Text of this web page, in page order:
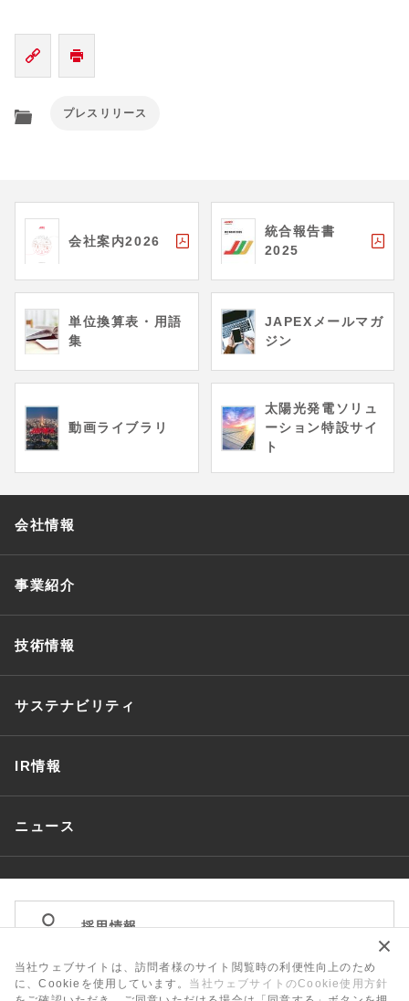
プレスリリース
当社ウェブサイトは、訪問者様のサイト閲覧時の利便性向上のため
に、Cookieを使用しています。 当社ウェブサイトのCookie使用方針
会社案内2026
統合報告書
2025
単位換算表・用語
集
JAPEXメールマガ
ジン
動画ライブラリ
太陽光発電ソリュ
ーション特設サイ
ト
会社情報
事業紹介
技術情報
サステナビリティ
IR情報
ニュース
採用情報
単位換算表・用語集 JAPEXメールマガジン